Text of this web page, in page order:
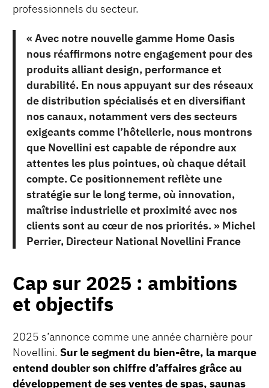
professionnels du secteur.
« Avec notre nouvelle gamme Home Oasis
nous réaffirmons notre engagement pour des
produits alliant design, performance et
durabilité. En nous appuyant sur des réseaux
de distribution spécialisés et en diversifiant
nos canaux, notamment vers des secteurs
exigeants comme l’hôtellerie, nous montrons
que Novellini est capable de répondre aux
attentes les plus pointues, où chaque détail
compte. Ce positionnement reflète une
stratégie sur le long terme, où innovation,
maîtrise industrielle et proximité avec nos
clients sont au cœur de nos priorités. » Michel
Perrier, Directeur National Novellini France
Cap sur 2025 : ambitions
et objectifs
2025 s’annonce comme une année charnière pour
Novellini. Sur le segment du bien-être, la marque
entend doubler son chiffre d’affaires grâce au
développement de ses ventes de spas, saunas